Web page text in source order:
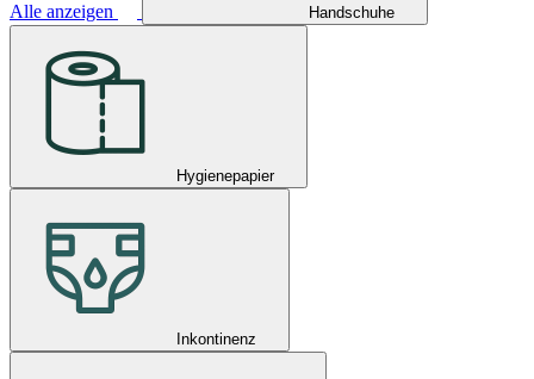
Alle anzeigen Handschuhe
Hygienepapier
Inkontinenz